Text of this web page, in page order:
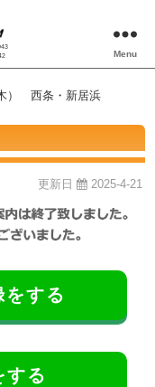
Menu
） 西条・新居浜
更新日 2025-4-21
する
する